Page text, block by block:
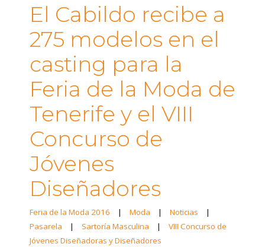
El Cabildo recibe a
275 modelos en el
casting para la
Feria de la Moda de
Tenerife y el VIII
Concurso de
Jóvenes
Diseñadores
Feria de la Moda 2016 | Moda | Noticias
|
Pasarela
| Sartoría Masculina |
VIII Concurso de
Jóvenes Diseñadoras y Diseñadores